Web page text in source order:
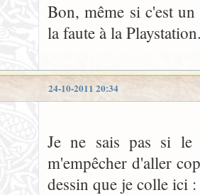
Bon, même si c'est
la faute à la
24-10-2011 20:34
Je ne sais pas si le
m'empêcher d'aller
dessin que je colle ici :